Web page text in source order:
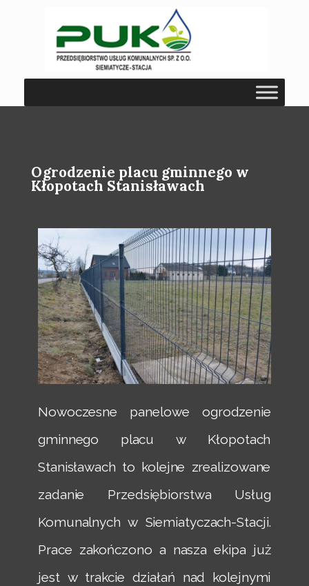
Ogrodzenie placu gminnego w
Kłopotach Stanisławach
Nowoczesne panelowe ogrodzenie
gminnego placu w Kłopotach
Stanisławach to kolejne zrealizowane
zadanie Przedsiębiorstwa Usług
Komunalnych w Siemiatyczach-Stacji.
Prace zakończono a nasza ekipa już
jest w trakcie działań nad kolejnymi